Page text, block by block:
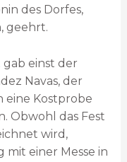
des Dorfes,
geehrt.
gab einst der
Navas, der
eine Kostprobe
Obwohl das Fest
wird,
mit einer Messe in